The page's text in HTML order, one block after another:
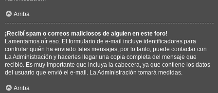
Arriba
¡Recibí spam o correos maliciosos de alguien en este foro!
Lamentamos oír eso. El formulario de e-mail incluye identificadores para
controlar quién ha enviado tales mensajes, por lo tanto, puede contactar con
La Administración y hacerles llegar una copia completa del mensaje que
recibió. Es muy importante que incluya la cabecera, ya que contiene los datos
del usuario que envió el e-mail. La Administración tomará medidas.
Arriba